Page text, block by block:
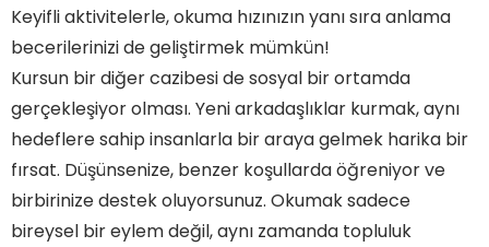
Keyifli aktivitelerle, okuma hızınızın yanı sıra anlama
becerilerinizi de geliştirmek mümkün!
Kursun bir diğer cazibesi de sosyal bir ortamda
gerçekleşiyor olması. Yeni arkadaşlıklar kurmak, aynı
hedeflere sahip insanlarla bir araya gelmek harika bir
fırsat. Düşünsenize, benzer koşullarda öğreniyor ve
birbirinize destek oluyorsunuz. Okumak sadece
bireysel bir eylem değil, aynı zamanda topluluk